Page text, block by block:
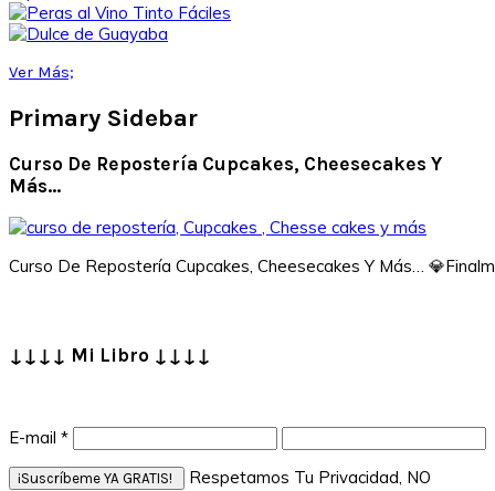
Ver Más;
Primary Sidebar
Curso De Repostería Cupcakes, Cheesecakes Y
Más…
Curso De Repostería Cupcakes, Cheesecakes Y Más…
↓↓↓↓ Mi Libro ↓↓↓↓
E-mail *
Respetamos Tu Privacidad, NO